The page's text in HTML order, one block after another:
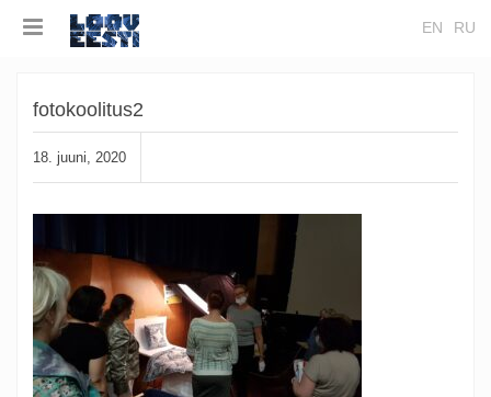
RU
EN
fotokoolitus2
18. juuni, 2020